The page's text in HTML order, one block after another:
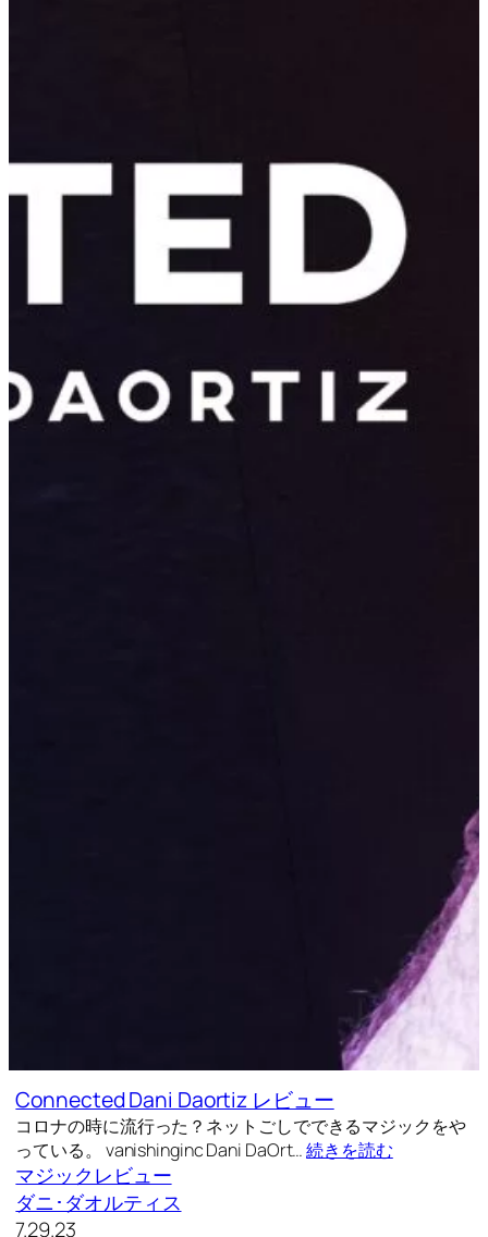
Connected Dani Daortiz レビュー
コロナの時に流行った？ネットごしでできるマジックをや
っている。 vanishinginc Dani DaOrt…続きを読む
マジックレビュー
ダニ･ダオルティス
7.29.23